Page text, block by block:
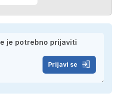
Prijavi se